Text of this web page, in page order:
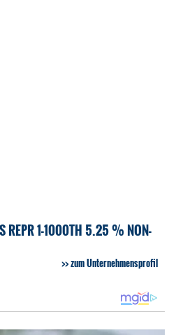
REPR 1-1000TH 5.25 % NON-
zum Unternehmensprofil